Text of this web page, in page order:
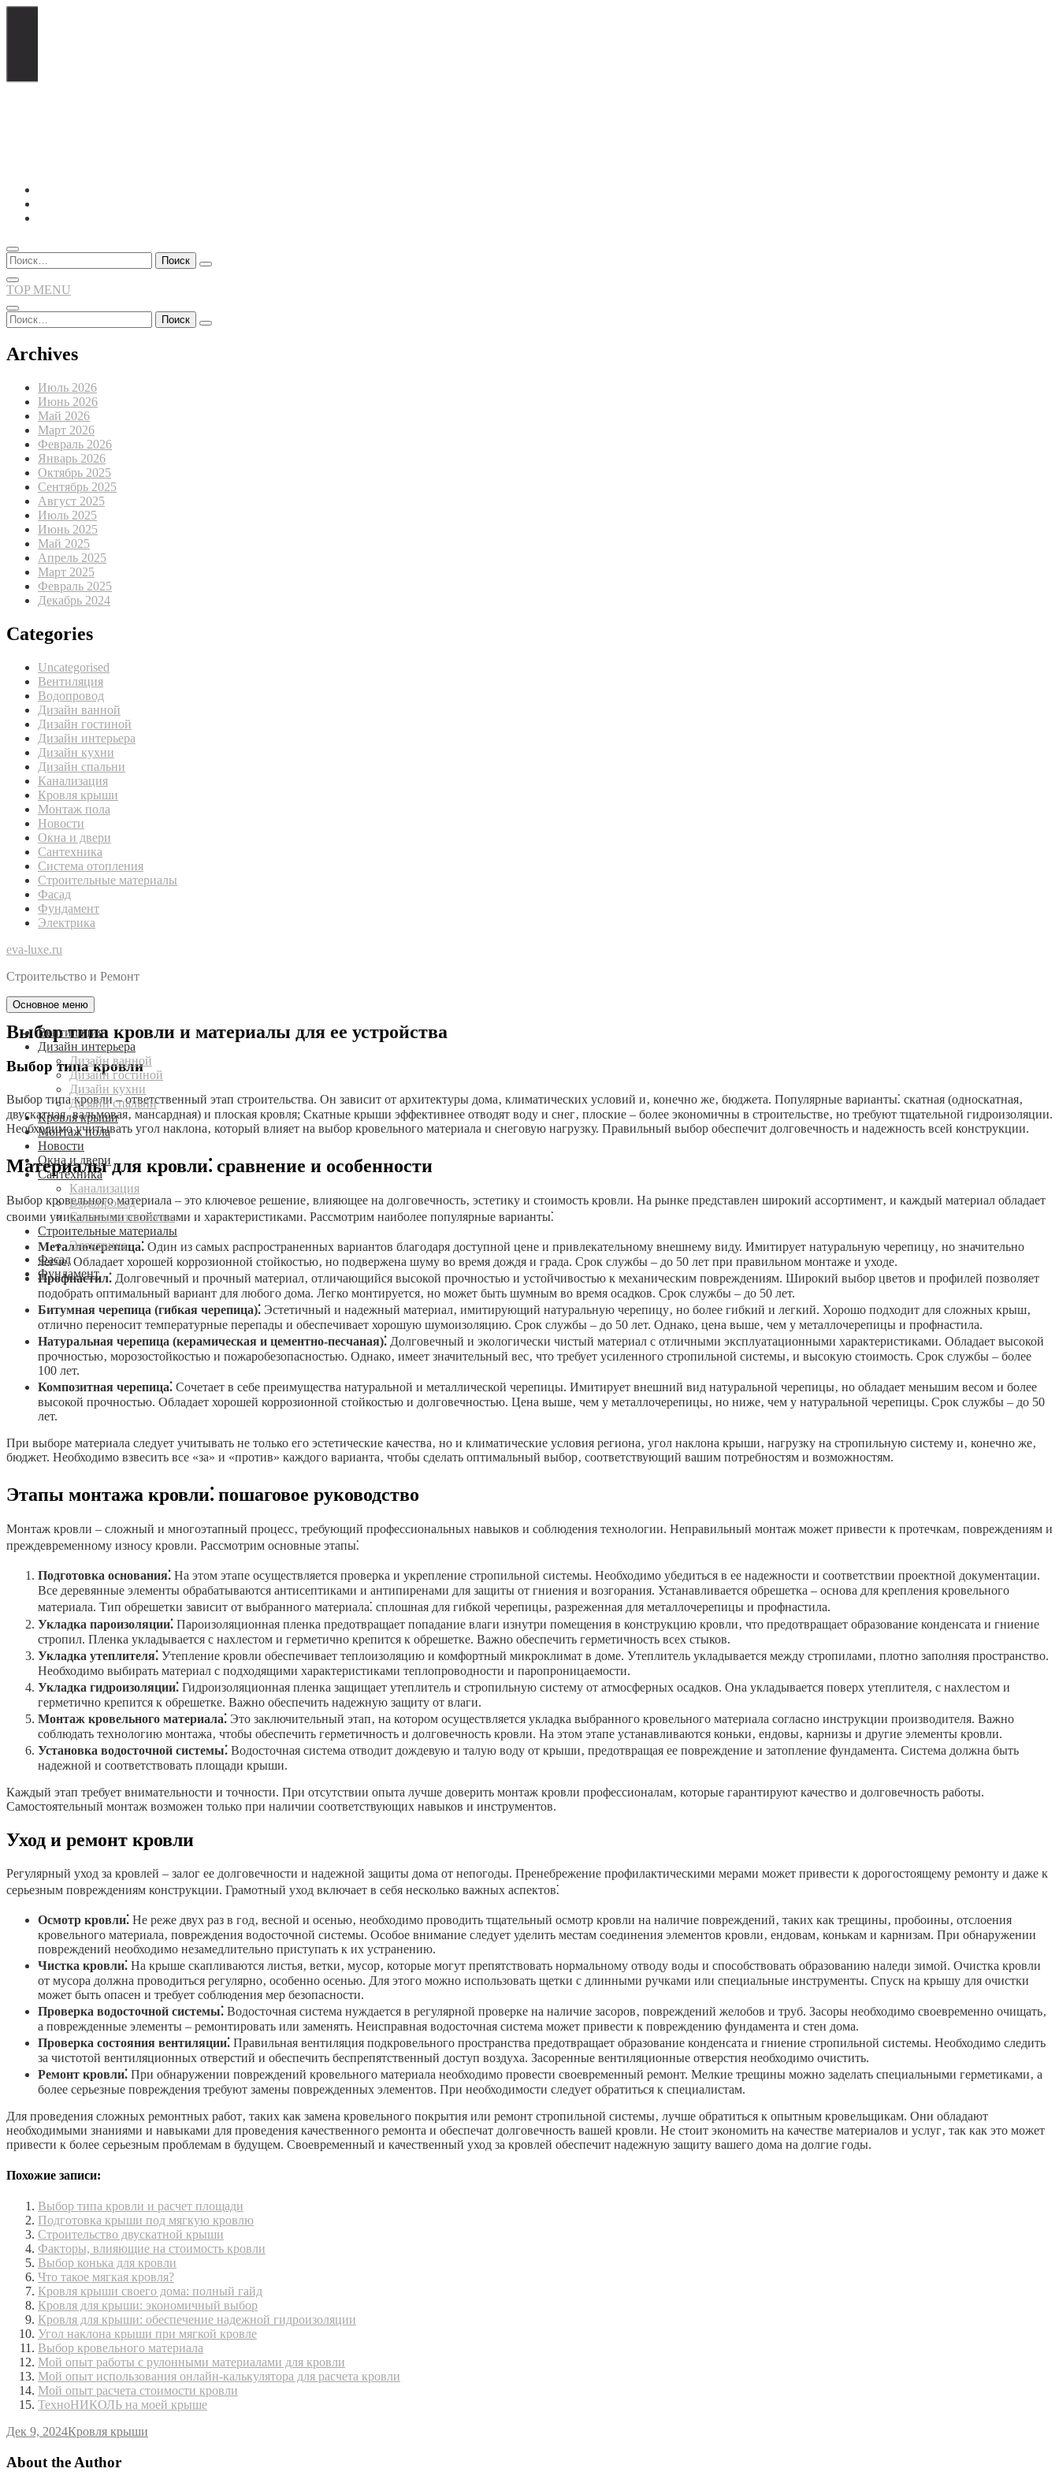
Перейти
содержимому
Найти:
TOP MENU
Найти:
Archives
Июль 2026
Июнь 2026
Май 2026
Март 2026
Февраль 2026
Январь 2026
Октябрь 2025
Сентябрь 2025
Август 2025
Июль 2025
Июнь 2025
Май 2025
Апрель 2025
Март 2025
Февраль 2025
Декабрь 2024
Categories
Uncategorised
Вентиляция
Водопровод
Дизайн ванной
Дизайн гостиной
Дизайн интерьера
Дизайн кухни
Дизайн спальни
Канализация
Кровля крыши
Монтаж пола
Новости
Окна и двери
Сантехника
Система отопления
Строительные материалы
Фасад
Фундамент
Электрика
eva-luxe.ru
Строительство и Ремонт
Основное меню
Вентиляция
Дизайн интерьера
Дизайн ванной
Дизайн гостиной
Дизайн кухни
Дизайн спальни
Кровля крыши
Монтаж пола
Новости
Окна и двери
Сантехника
Канализация
Водопровод
Система отопления
Строительные материалы
Электрика
Фасад
Фундамент
Выбор типа кровли и материалы для ее устройства
Выбор типа кровли
Выбор типа кровли – ответственный этап строительства. Он зависит от архитектуры дома‚ климатических условий и‚ конечно же‚ бюджета. Популярные варианты⁚ скатная (односкатная‚
двускатная‚ вальмовая‚ мансардная) и плоская кровля; Скатные крыши эффективнее отводят воду и снег‚ плоские – более экономичны в строительстве‚ но требуют тщательной гидроизоляции.
Необходимо учитывать угол наклона‚ который влияет на выбор кровельного материала и снеговую нагрузку. Правильный выбор обеспечит долговечность и надежность всей конструкции.
Материалы для кровли⁚ сравнение и особенности
Выбор кровельного материала – это ключевое решение‚ влияющее на долговечность‚ эстетику и стоимость кровли. На рынке представлен широкий ассортимент‚ и каждый материал обладает
своими уникальными свойствами и характеристиками. Рассмотрим наиболее популярные варианты⁚
Металлочерепица⁚ Один из самых распространенных вариантов благодаря доступной цене и привлекательному внешнему виду. Имитирует натуральную черепицу‚ но значительно
легче. Обладает хорошей коррозионной стойкостью‚ но подвержена шуму во время дождя и града. Срок службы – до 50 лет при правильном монтаже и уходе.
Профнастил⁚ Долговечный и прочный материал‚ отличающийся высокой прочностью и устойчивостью к механическим повреждениям. Широкий выбор цветов и профилей позволяет
подобрать оптимальный вариант для любого дома. Легко монтируется‚ но может быть шумным во время осадков. Срок службы – до 50 лет.
Битумная черепица (гибкая черепица)⁚ Эстетичный и надежный материал‚ имитирующий натуральную черепицу‚ но более гибкий и легкий. Хорошо подходит для сложных крыш‚
отлично переносит температурные перепады и обеспечивает хорошую шумоизоляцию. Срок службы – до 50 лет. Однако‚ цена выше‚ чем у металлочерепицы и профнастила.
Натуральная черепица (керамическая и цементно-песчаная)⁚ Долговечный и экологически чистый материал с отличными эксплуатационными характеристиками. Обладает высокой
прочностью‚ морозостойкостью и пожаробезопасностью. Однако‚ имеет значительный вес‚ что требует усиленного стропильной системы‚ и высокую стоимость. Срок службы – более
100 лет.
Композитная черепица⁚ Сочетает в себе преимущества натуральной и металлической черепицы. Имитирует внешний вид натуральной черепицы‚ но обладает меньшим весом и более
высокой прочностью. Обладает хорошей коррозионной стойкостью и долговечностью. Цена выше‚ чем у металлочерепицы‚ но ниже‚ чем у натуральной черепицы. Срок службы – до 50
лет.
При выборе материала следует учитывать не только его эстетические качества‚ но и климатические условия региона‚ угол наклона крыши‚ нагрузку на стропильную систему и‚ конечно же‚
бюджет. Необходимо взвесить все «за» и «против» каждого варианта‚ чтобы сделать оптимальный выбор‚ соответствующий вашим потребностям и возможностям.
Этапы монтажа кровли⁚ пошаговое руководство
Монтаж кровли – сложный и многоэтапный процесс‚ требующий профессиональных навыков и соблюдения технологии. Неправильный монтаж может привести к протечкам‚ повреждениям и
преждевременному износу кровли. Рассмотрим основные этапы⁚
Подготовка основания⁚ На этом этапе осуществляется проверка и укрепление стропильной системы. Необходимо убедиться в ее надежности и соответствии проектной документации.
Все деревянные элементы обрабатываются антисептиками и антипиренами для защиты от гниения и возгорания. Устанавливается обрешетка – основа для крепления кровельного
материала. Тип обрешетки зависит от выбранного материала⁚ сплошная для гибкой черепицы‚ разреженная для металлочерепицы и профнастила.
Укладка пароизоляции⁚ Пароизоляционная пленка предотвращает попадание влаги изнутри помещения в конструкцию кровли‚ что предотвращает образование конденсата и гниение
стропил. Пленка укладывается с нахлестом и герметично крепится к обрешетке. Важно обеспечить герметичность всех стыков.
Укладка утеплителя⁚ Утепление кровли обеспечивает теплоизоляцию и комфортный микроклимат в доме. Утеплитель укладывается между стропилами‚ плотно заполняя пространство.
Необходимо выбирать материал с подходящими характеристиками теплопроводности и паропроницаемости.
Укладка гидроизоляции⁚ Гидроизоляционная пленка защищает утеплитель и стропильную систему от атмосферных осадков. Она укладывается поверх утеплителя‚ с нахлестом и
герметично крепится к обрешетке. Важно обеспечить надежную защиту от влаги.
Монтаж кровельного материала⁚ Это заключительный этап‚ на котором осуществляется укладка выбранного кровельного материала согласно инструкции производителя. Важно
соблюдать технологию монтажа‚ чтобы обеспечить герметичность и долговечность кровли. На этом этапе устанавливаются коньки‚ ендовы‚ карнизы и другие элементы кровли.
Установка водосточной системы⁚ Водосточная система отводит дождевую и талую воду от крыши‚ предотвращая ее повреждение и затопление фундамента. Система должна быть
надежной и соответствовать площади крыши.
Каждый этап требует внимательности и точности. При отсутствии опыта лучше доверить монтаж кровли профессионалам‚ которые гарантируют качество и долговечность работы.
Самостоятельный монтаж возможен только при наличии соответствующих навыков и инструментов.
Уход и ремонт кровли
Регулярный уход за кровлей – залог ее долговечности и надежной защиты дома от непогоды. Пренебрежение профилактическими мерами может привести к дорогостоящему ремонту и даже к
серьезным повреждениям конструкции. Грамотный уход включает в себя несколько важных аспектов⁚
Осмотр кровли⁚ Не реже двух раз в год‚ весной и осенью‚ необходимо проводить тщательный осмотр кровли на наличие повреждений‚ таких как трещины‚ пробоины‚ отслоения
кровельного материала‚ повреждения водосточной системы. Особое внимание следует уделить местам соединения элементов кровли‚ ендовам‚ конькам и карнизам. При обнаружении
повреждений необходимо незамедлительно приступать к их устранению.
Чистка кровли⁚ На крыше скапливаются листья‚ ветки‚ мусор‚ которые могут препятствовать нормальному отводу воды и способствовать образованию наледи зимой. Очистка кровли
от мусора должна проводиться регулярно‚ особенно осенью. Для этого можно использовать щетки с длинными ручками или специальные инструменты. Спуск на крышу для очистки
может быть опасен и требует соблюдения мер безопасности.
Проверка водосточной системы⁚ Водосточная система нуждается в регулярной проверке на наличие засоров‚ повреждений желобов и труб. Засоры необходимо своевременно очищать‚
а поврежденные элементы – ремонтировать или заменять. Неисправная водосточная система может привести к повреждению фундамента и стен дома.
Проверка состояния вентиляции⁚ Правильная вентиляция подкровельного пространства предотвращает образование конденсата и гниение стропильной системы. Необходимо следить
за чистотой вентиляционных отверстий и обеспечить беспрепятственный доступ воздуха. Засоренные вентиляционные отверстия необходимо очистить.
Ремонт кровли⁚ При обнаружении повреждений кровельного материала необходимо провести своевременный ремонт. Мелкие трещины можно заделать специальными герметиками‚ а
более серьезные повреждения требуют замены поврежденных элементов. При необходимости следует обратиться к специалистам.
Для проведения сложных ремонтных работ‚ таких как замена кровельного покрытия или ремонт стропильной системы‚ лучше обратиться к опытным кровельщикам. Они обладают
необходимыми знаниями и навыками для проведения качественного ремонта и обеспечат долговечность вашей кровли. Не стоит экономить на качестве материалов и услуг‚ так как это может
привести к более серьезным проблемам в будущем. Своевременный и качественный уход за кровлей обеспечит надежную защиту вашего дома на долгие годы.
Похожие записи:
Выбор типа кровли и расчет площади
Подготовка крыши под мягкую кровлю
Строительство двускатной крыши
Факторы, влияющие на стоимость кровли
Выбор конька для кровли
Что такое мягкая кровля?
Кровля крыши своего дома: полный гайд
Кровля для крыши: экономичный выбор
Кровля для крыши: обеспечение надежной гидроизоляции
Угол наклона крыши при мягкой кровле
Выбор кровельного материала
Мой опыт работы с рулонными материалами для кровли
Мой опыт использования онлайн-калькулятора для расчета кровли
Мой опыт расчета стоимости кровли
ТехноНИКОЛЬ на моей крыше
Дек 9, 2024Кровля крыши
About the Author